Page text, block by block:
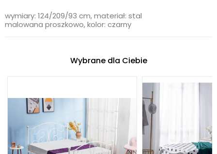
wymiary: 124/209/93 cm, materiał: stal
malowana proszkowo, kolor: czarny
Wybrane dla Ciebie